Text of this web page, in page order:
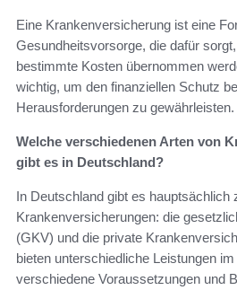
Eine Krankenversicherung ist eine
Gesundheitsvorsorge, die dafür
bestimmte Kosten übernommen
wichtig, um den finanziellen Schutz
Herausforderungen zu gewährleisten.
Welche verschiedenen Arten von
gibt es in Deutschland?
In Deutschland gibt es hauptsächlich
Krankenversicherungen: die
(GKV) und die private
bieten unterschiedliche Leistungen
verschiedene Voraussetzungen und